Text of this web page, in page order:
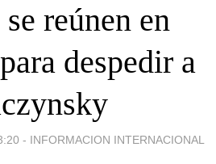
reúnen en
despedir a
- INFORMACION INTERNACIONAL